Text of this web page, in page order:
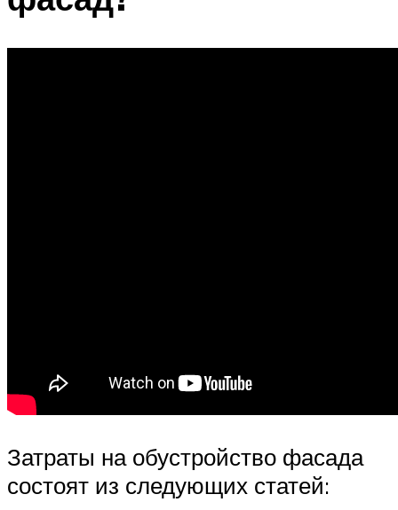
Затраты на обустройство фасада
состоят из следующих статей: